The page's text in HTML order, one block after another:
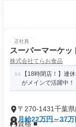
正社員
スーパーマーケッ
株式会社てらお食品
【18時閉店！】連
がメインで活躍中！
〒270-1431千葉
月給22万円～37万
資格 ■￣￣￣￣￣